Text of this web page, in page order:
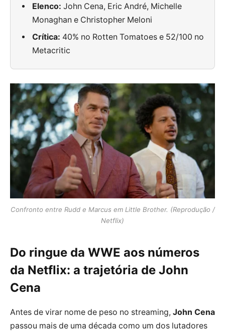
Elenco: John Cena, Eric André, Michelle
Monaghan e Christopher Meloni
Crítica: 40% no Rotten Tomatoes e 52/100 no
Metacritic
Confronto entre Rudd e Marcus em Little Brother. (Reprodução /
Netflix)
Do ringue da WWE aos números
da Netflix: a trajetória de John
Cena
Antes de virar nome de peso no streaming, John Cena
passou mais de uma década como um dos lutadores